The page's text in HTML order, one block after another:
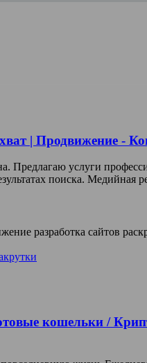
| Продвижение -
Предлагаю услуги
поиска. Медийная
разработка сайтов
кошельки /